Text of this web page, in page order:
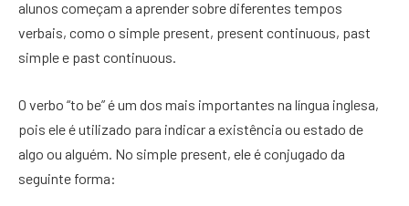
alunos começam a aprender sobre diferentes tempos
verbais, como o simple present, present continuous, past
simple e past continuous.
O verbo “to be” é um dos mais importantes na língua inglesa,
pois ele é utilizado para indicar a existência ou estado de
algo ou alguém. No simple present, ele é conjugado da
seguinte forma: